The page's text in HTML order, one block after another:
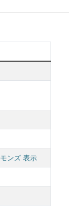
ンズ 表示